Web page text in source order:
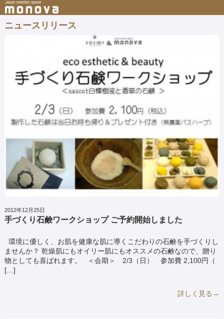
ニュースリリース
2012年12月25日
手づくり石鹸ワークショップ ご予約開始しました
環境に優しく、お肌を健康な肌に導くこだわりの石鹸を手づくりし
ませんか？ 乾燥肌にもオイリー肌にもオススメの石鹸なので、贈り
物としても喜ばれます。 ＜会期＞ 2/3（日） 参加費 2,100円（
[…]
詳しく見る→